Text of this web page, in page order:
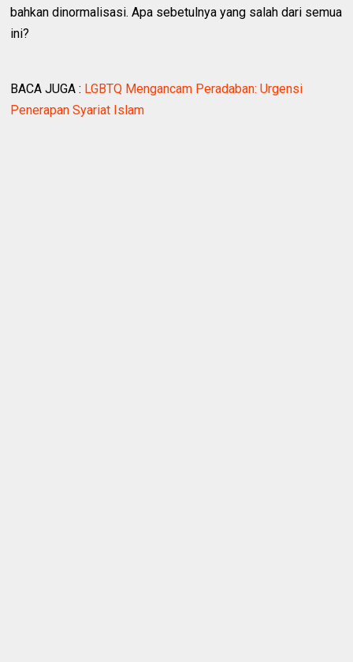
bahkan dinormalisasi. Apa sebetulnya yang salah dari semua
ini?
BACA JUGA : LGBTQ Mengancam Peradaban: Urgensi
Penerapan Syariat Islam